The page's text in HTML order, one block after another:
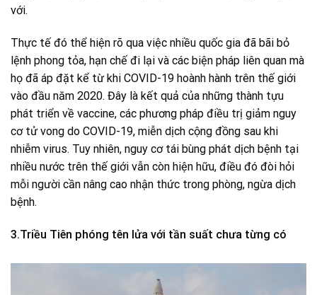
với.
Thực tế đó thể hiện rõ qua việc nhiều quốc gia đã bãi bỏ
lệnh phong tỏa, hạn chế đi lại và các biện pháp liên quan mà
họ đã áp đặt kể từ khi COVID-19 hoành hành trên thế giới
vào đầu năm 2020. Đây là kết quả của những thành tựu
phát triển về vaccine, các phương pháp điều trị giảm nguy
cơ tử vong do COVID-19, miễn dịch cộng đồng sau khi
nhiễm virus. Tuy nhiên, nguy cơ tái bùng phát dịch bệnh tại
nhiều nước trên thế giới vẫn còn hiện hữu, điều đó đòi hỏi
mỗi người cần nâng cao nhận thức trong phòng, ngừa dịch
bệnh.
3.Triều Tiên phóng tên lửa với tần suất chưa từng có